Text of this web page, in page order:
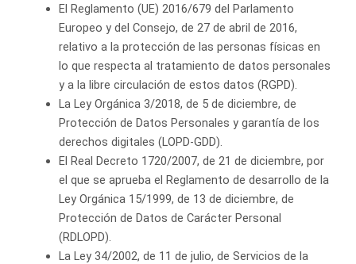
El Reglamento (UE) 2016/679 del Parlamento
Europeo y del Consejo, de 27 de abril de 2016,
relativo a la protección de las personas físicas en
lo que respecta al tratamiento de datos personales
y a la libre circulación de estos datos (RGPD).
La Ley Orgánica 3/2018, de 5 de diciembre, de
Protección de Datos Personales y garantía de los
derechos digitales (LOPD-GDD).
El Real Decreto 1720/2007, de 21 de diciembre, por
el que se aprueba el Reglamento de desarrollo de la
Ley Orgánica 15/1999, de 13 de diciembre, de
Protección de Datos de Carácter Personal
(RDLOPD).
La Ley 34/2002, de 11 de julio, de Servicios de la